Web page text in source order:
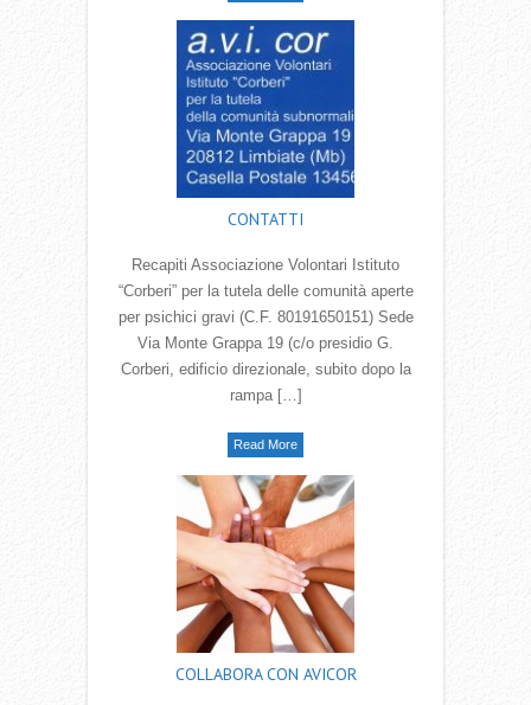
CONTATTI
Recapiti Associazione Volontari Istituto
“Corberi” per la tutela delle comunità aperte
per psichici gravi (C.F. 80191650151) Sede
Via Monte Grappa 19 (c/o presidio G.
Corberi, edificio direzionale, subito dopo la
rampa […]
Read More
COLLABORA CON AVICOR